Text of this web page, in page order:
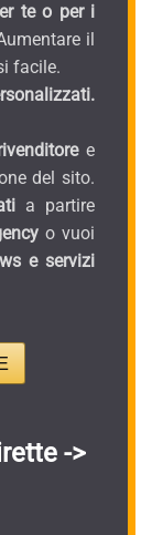
te o per i
il
facile.
e
del sito.
a partire
o vuoi
e servizi
->